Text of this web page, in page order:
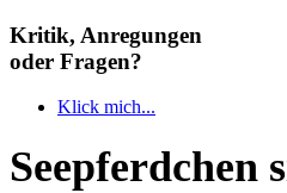
Kritik, Anregungen
oder Fragen?
Klick mich...
Seepferdchen